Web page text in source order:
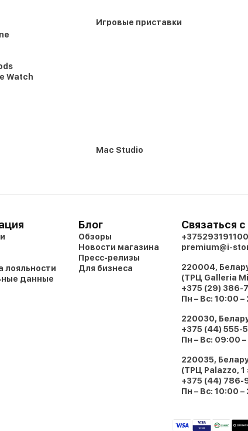
Watch
Игровые приставки
Mac Studio
лояльности
данные
Блог
Обзоры
Новости магазина
Пресс-релизы
Для бизнеса
Связаться
+375293191100
premium@i-
220004,
(ТРЦ Galleria
+375 (29) 386-
Пн – Вс: 10:00 –
220030,
+375 (44) 555-
Пн – Вс: 09:00
220035,
(ТРЦ Palazzo, 1
+375 (44) 786-
Пн – Вс: 10:00 –